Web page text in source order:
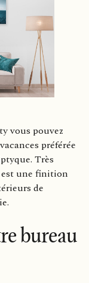
vous pouvez
préférée
Très
est une finition
de
bureau